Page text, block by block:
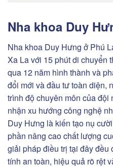
Nha khoa Duy
Nha khoa Duy Hưng ở Phú
Xa La với 15 phút di chuyển
qua 12 năm hình thành và
đổi mới và đầu tư toàn diện,
trình độ chuyên môn của
nhận xu hướng công nghệ
Duy Hưng là kiến tạo nụ
phần nâng cao chất lượng
giải pháp điều trị tại đây
tính an toàn, hiệu quả rõ rệt